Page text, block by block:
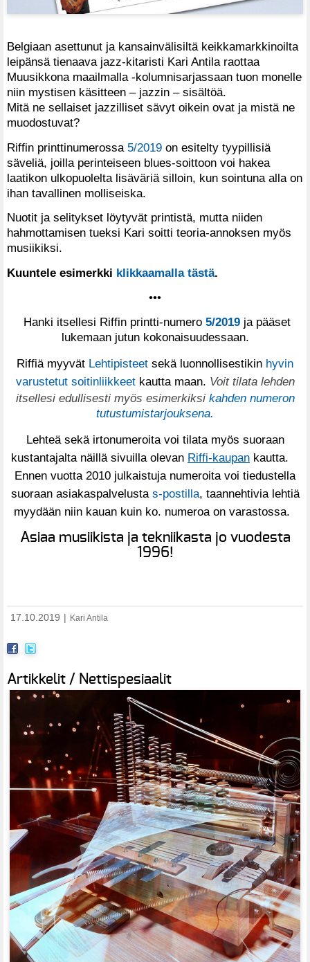
Belgiaan asettunut ja kansainvälisiltä keikkamarkkinoilta
leipänsä tienaava jazz-kitaristi Kari Antila raottaa
Muusikkona maailmalla -kolumnisarjassaan tuon monelle
niin mystisen käsitteen – jazzin – sisältöä.
Mitä ne sellaiset jazzilliset sävyt oikein ovat ja mistä ne
muodostuvat?
Riffin printtinumerossa 5/2019 on esitelty tyypillisiä
säveliä, joilla perinteiseen blues-soittoon voi hakea
laatikon ulkopuolelta lisäväriä silloin, kun sointuna alla on
ihan tavallinen molliseiska.
Nuotit ja selitykset löytyvät printistä, mutta niiden
hahmottamisen tueksi Kari soitti teoria-annoksen myös
musiikiksi.
Kuuntele esimerkki klikkaamalla tästä.
•••
Hanki itsellesi Riffin printti-numero 5/2019ja pääset
lukemaan jutun kokonaisuudessaan.
Riffiä myyvät Lehtipisteet sekä luonnollisestikin hyvin
varustetut soitinliikkeetkautta maan. Voit tilata lehden
itsellesi edullisesti myös esimerkiksi kahden numeron
tutustumistarjouksena.
Lehteä sekä irtonumeroita voi tilata myös suoraan
kustantajalta näillä sivuilla olevan Riffi-kaupan kautta.
Ennen vuotta 2010 julkaistuja numeroita voi tiedustella
suoraan asiakaspalvelusta s-postilla, taannehtivia lehtiä
myydään niin kauan kuin ko. numeroa on varastossa.
Asiaa musiikista ja tekniikasta jo vuodesta
1996!
17.10.2019 Kari Antila
Artikkelit / Nettispesiaalit